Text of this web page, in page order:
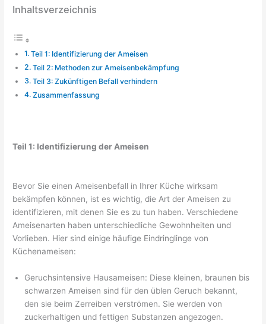
Inhaltsverzeichnis
Teil 1: Identifizierung der Ameisen
Teil 2: Methoden zur Ameisenbekämpfung
Teil 3: Zukünftigen Befall verhindern
Zusammenfassung
Teil 1: Identifizierung der Ameisen
Bevor Sie einen Ameisenbefall in Ihrer Küche wirksam
bekämpfen können, ist es wichtig, die Art der Ameisen zu
identifizieren, mit denen Sie es zu tun haben. Verschiedene
Ameisenarten haben unterschiedliche Gewohnheiten und
Vorlieben. Hier sind einige häufige Eindringlinge von
Küchenameisen:
Geruchsintensive Hausameisen: Diese kleinen, braunen bis
schwarzen Ameisen sind für den üblen Geruch bekannt,
den sie beim Zerreiben verströmen. Sie werden von
zuckerhaltigen und fettigen Substanzen angezogen.